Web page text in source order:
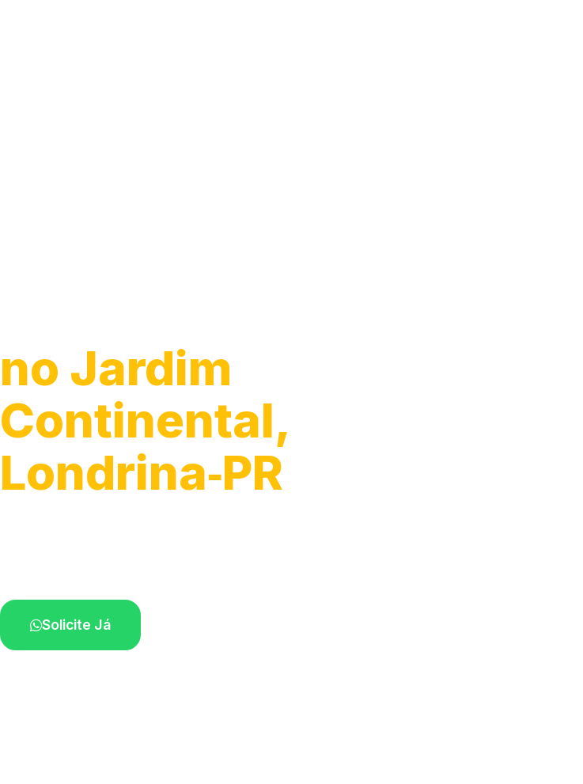
no Jardim
Continental,
Londrina‑PR
Solicite Já